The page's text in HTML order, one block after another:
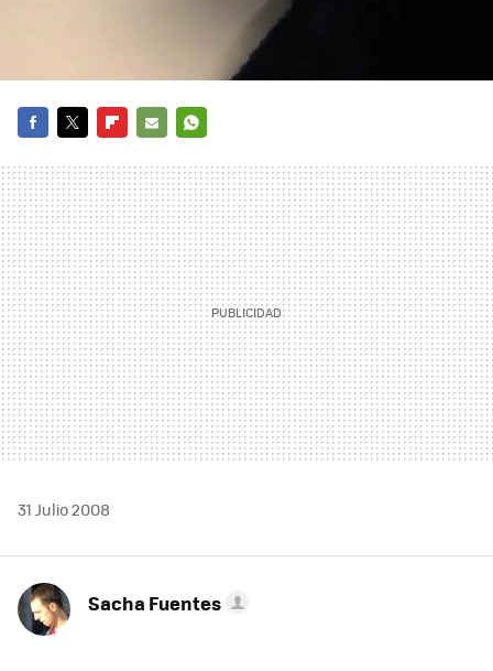
MAIL
31 Julio 2008
Sacha Fuentes